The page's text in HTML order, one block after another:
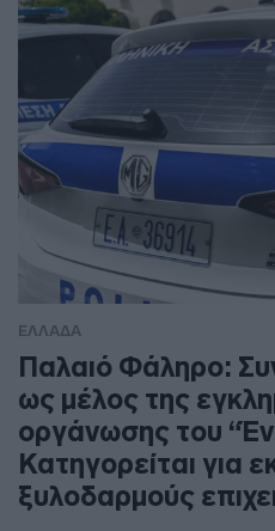
ΕΛΛΑΔΑ
Παλαιό Φάληρο:
ως μέλος της
οργάνωσης του
Κατηγορείται για
ξυλοδαρμούς